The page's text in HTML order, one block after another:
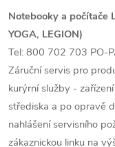
Notebooky a počítače
YOGA, LEGION)
Tel: 800 702 703 PO-
Záruční servis pro
kurýrní služby -
střediska a po opravě
nahlášení servisního
zákaznickou linku na